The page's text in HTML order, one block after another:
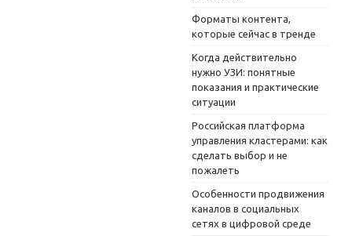
Форматы контента,
которые сейчас в тренде
Когда действительно
нужно УЗИ: понятные
показания и практические
ситуации
Российская платформа
управления кластерами: как
сделать выбор и не
пожалеть
Особенности продвижения
каналов в социальных
сетях в цифровой среде